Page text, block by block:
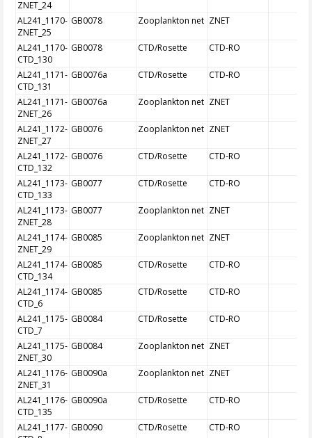
ZNET_24
AL241_1170-
ZNET_25
GB0078 Zooplankton net ZNET
AL241_1170-
CTD_130
GB0078 CTD/Rosette CTD-RO
AL241_1171-
CTD_131
GB0076a CTD/Rosette CTD-RO
AL241_1171-
ZNET_26
GB0076a Zooplankton net ZNET
AL241_1172-
ZNET_27
GB0076 Zooplankton net ZNET
AL241_1172-
CTD_132
GB0076 CTD/Rosette CTD-RO
AL241_1173-
CTD_133
GB0077 CTD/Rosette CTD-RO
AL241_1173-
ZNET_28
GB0077 Zooplankton net ZNET
AL241_1174-
ZNET_29
GB0085 Zooplankton net ZNET
AL241_1174-
CTD_134
GB0085 CTD/Rosette CTD-RO
AL241_1174-
CTD_6
GB0085 CTD/Rosette CTD-RO
AL241_1175-
CTD_7
GB0084 CTD/Rosette CTD-RO
AL241_1175-
ZNET_30
GB0084 Zooplankton net ZNET
AL241_1176-
ZNET_31
GB0090a Zooplankton net ZNET
AL241_1176-
CTD_135
GB0090a CTD/Rosette CTD-RO
AL241_1177- GB0090 CTD/Rosette CTD-RO